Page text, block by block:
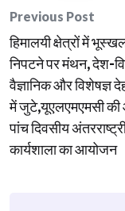
Post
Previous Post
हिमालयी क्षेत्रों में
निपटने पर मंथन, देश-
वैज्ञानिक और विशेषज्ञ
में जुटे,यूएलएमएमसी
पांच दिवसीय
कार्यशाला का आयोजन